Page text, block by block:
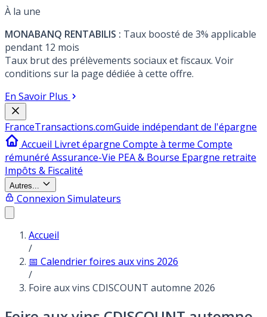
À la une
MONABANQ RENTABILIS : Taux boosté de 3% applicable
pendant 12 mois
Taux brut des prélèvements sociaux et fiscaux. Voir
conditions sur la page dédiée à cette offre.
En Savoir Plus
FranceTransactions.comGuide indépendant de l'épargne
Accueil Livret épargne Compte à terme Compte
rémunéré Assurance-Vie PEA & Bourse Epargne retraite
Impôts & Fiscalité
Autres...
Connexion Simulateurs
Accueil
/
📅 Calendrier foires aux vins 2026
/
Foire aux vins CDISCOUNT automne 2026